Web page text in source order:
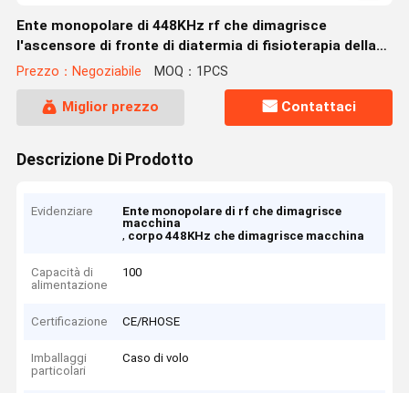
Ente monopolare di 448KHz rf che dimagrisce
l'ascensore di fronte di diatermia di fisioterapia della
macchina
Prezzo：Negoziabile MOQ：1PCS
Miglior prezzo Contattaci
Descrizione Di Prodotto
Evidenziare
Ente monopolare di rf che dimagrisce
macchina
, corpo 448KHz che dimagrisce macchina
Capacità di
alimentazione
100
Certificazione CE/RHOSE
Imballaggi
particolari
Caso di volo